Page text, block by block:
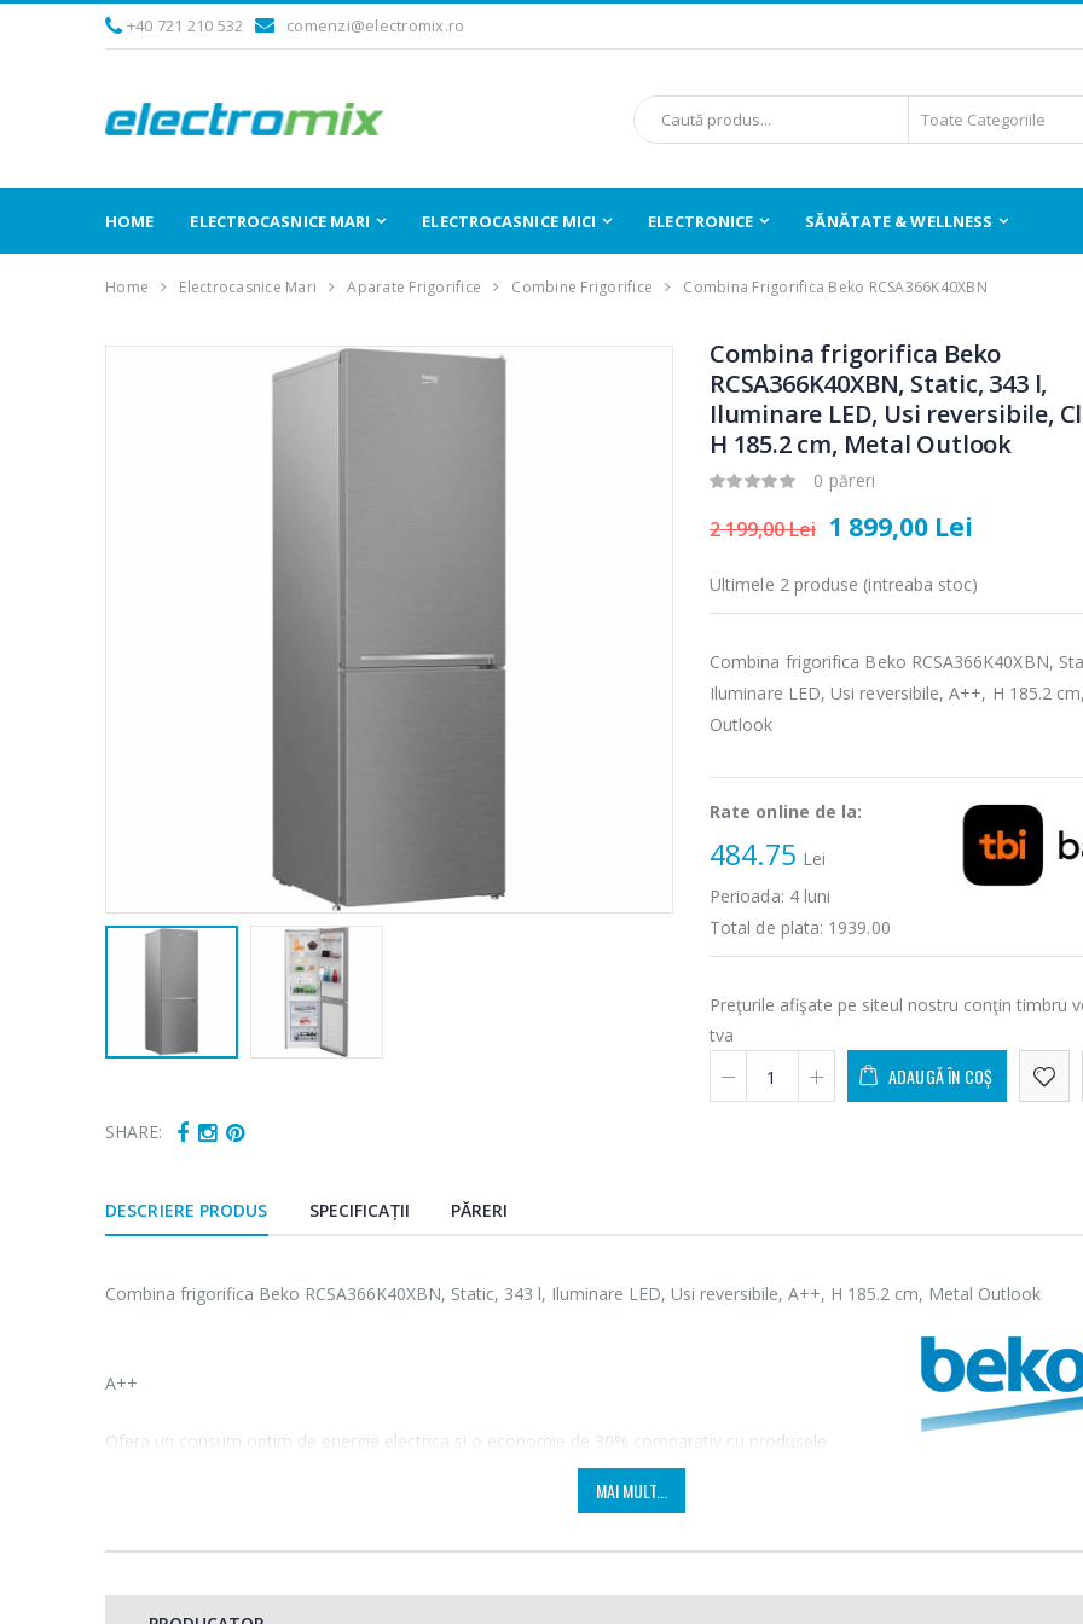
+40 721 210 532 comenzi@electromix.ro
HOME ELECTROCASNICE MARI ELECTROCASNICE MICI ELECTRONICE SĂNĂTATE & WELLNESS
Home Electrocasnice Mari Aparate Frigorifice Combine Frigorifice Combina Frigorifica Beko RCSA366K40XBN
SHARE:
Combina frigorifica Beko
RCSA366K40XBN, Static, 343 l,
Iluminare LED, Usi reversibile,
H 185.2 cm, Metal Outlook
0 păreri
2 199,00 Lei 1 899,00 Lei
Ultimele 2 produse (intreaba stoc)
Combina frigorifica Beko RCSA366K40XBN,
Iluminare LED, Usi reversibile, A++, H 185.2
Outlook
Rate online de la:
484.75 Lei
Perioada: 4luni
Total de plata: 1939.00
Preţurile afişate pe siteul nostru conţin timbru
tva
ADAUGĂ ÎN COȘ
DESCRIERE PRODUS SPECIFICAȚII PĂRERI
Combina frigorifica Beko RCSA366K40XBN, Static, 343 l, Iluminare LED, Usi reversibile, A++, H 185.2 cm, Metal Outlook
A++
Ofera un consum optim de energie electrica si o economie de 30% comparativ cu produsele
similare din clasa A+. Te bucuri de functiile combinei tale frigorifice cu un consum redus de energie.
MAI MULT...
89,00 Lei